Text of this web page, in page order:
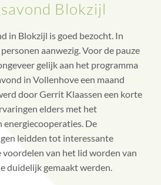
Blokzijl
in Blokzijl is goed bezocht. In
aanwezig. Voor de pauze
gelijk aan het programma
in Vollenhove een maand
door Gerrit Klaassen een korte
elders met het
energiecooperaties. De
leidden tot interessante
voordelen van het lid worden van
duidelijk gemaakt werden.